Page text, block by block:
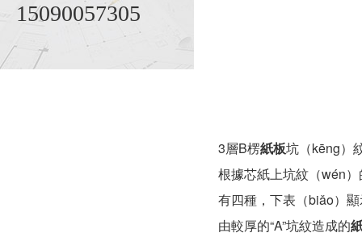
15090057305
3層B楞紙板坑（kēng）
根據芯紙上坑紋（wén
有四種，下表（biǎo）
由較厚的“A”坑紋造成的